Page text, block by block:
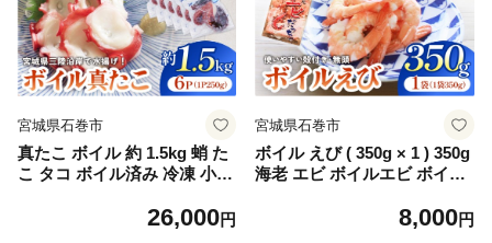
宮城県石巻市
真たこ ボイル 約 1.5kg 蛸 た
こ タコ ボイル済み 冷凍 小分
26,000円
宮城県石巻市
ボイル えび ( 350g × 1 ) 350g
海老 エビ ボイルエビ ボイル
8,000円